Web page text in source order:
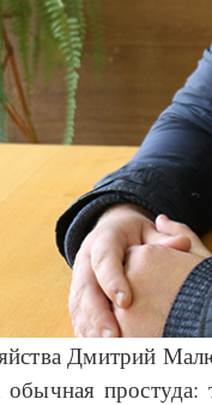
Дмитрий
обычная